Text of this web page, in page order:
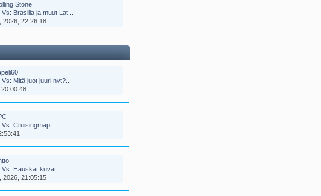
Stone
Vs: Brasilia ja muut Lat...
2026, 22:26:18
Vs: Mitä juot juuri nyt?...
20:00:48
Vs: Cruisingmap
Vs: Hauskat kuvat
2026, 21:05:15